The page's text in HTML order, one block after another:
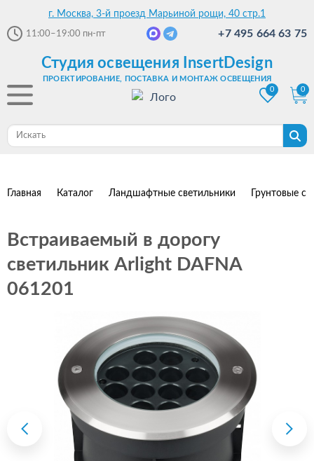
г. Москва, 3-й проезд Марьиной рощи, 40 стр.1
11:00–19:00 пн-пт +7 495 664 63 75
Студия освещения InsertDesign
ПРОЕКТИРОВАНИЕ, ПОСТАВКА И МОНТАЖ ОСВЕЩЕНИЯ
0
0
Главная Каталог Ландшафтные светильники Грунтовые
Встраиваемый в дорогу
светильник Arlight DAFNA
061201